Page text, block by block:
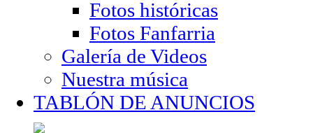
Fotos históricas
Fotos Fanfarria
Galería de Videos
Nuestra música
TABLÓN DE ANUNCIOS